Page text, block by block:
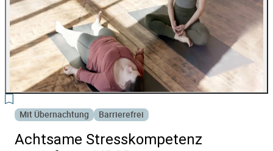
Mit Übernachtung Barrierefrei
Achtsame Stresskompetenz